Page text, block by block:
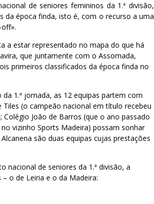
de seniores femininos da 1.ª divisão,
da época finda, isto é, com o recurso a uma
a estar representado no mapa do que há
que juntamente com o Assomada,
primeiros classificados da época finda no
1.ª jornada, as 12 equipas partem com
(o campeão nacional em título recebeu
João de Barros (que o ano passado
vizinho Sports Madeira) possam sonhar
são duas equipas cujas prestações
nacional de seniores da 1.ª divisão, a
o de Leiria e o da Madeira: